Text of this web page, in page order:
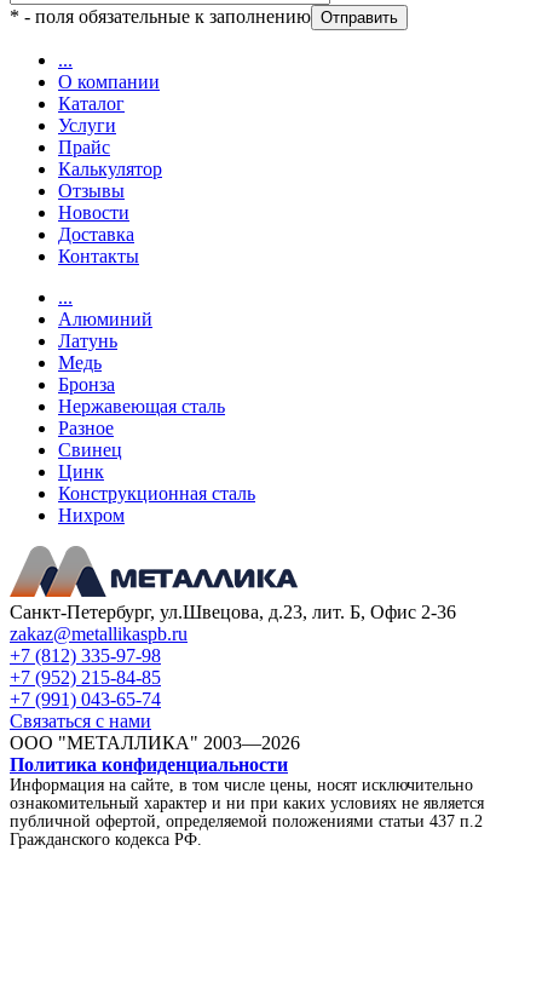
* - поля обязательные к заполнению
...
О компании
Каталог
Услуги
Прайс
Калькулятор
Отзывы
Новости
Доставка
Контакты
...
Алюминий
Латунь
Медь
Бронза
Нержавеющая сталь
Разное
Свинец
Цинк
Конструкционная сталь
Нихром
Санкт-Петербург, ул.Швецова, д.23, лит. Б, Офис 2-36
zakaz@metallikaspb.ru
+7 (812) 335-97-98
+7 (952) 215-84-85
+7 (991) 043-65-74
Связаться с нами
ООО "МЕТАЛЛИКА" 2003—2026
Политика конфиденциальности
Информация на сайте, в том числе цены, носят исключительно
ознакомительный характер и ни при каких условиях не является
публичной офертой, определяемой положениями статьи 437 п.2
Гражданского кодекса РФ.